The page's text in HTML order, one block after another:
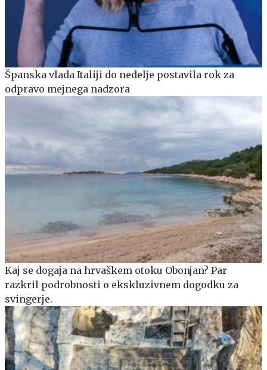
Španska vlada Italiji do nedelje postavila rok za
odpravo mejnega nadzora
Kaj se dogaja na hrvaškem otoku Obonjan? Par
razkril podrobnosti o ekskluzivnem dogodku za
svingerje.